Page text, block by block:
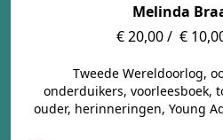
Melinda
€ 20,00 / €
Tweede Wereldoorlog,
onderduikers, voorleesboek,
ouder, herinneringen, Young